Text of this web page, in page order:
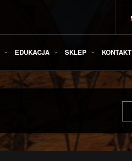
EDUKACJA SKLEP KONTAKT